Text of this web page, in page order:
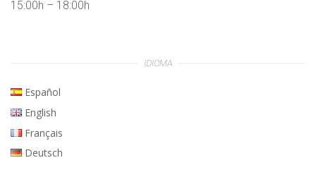
15:00h – 18:00h
IDIOMA
Español
English
Français
Deutsch